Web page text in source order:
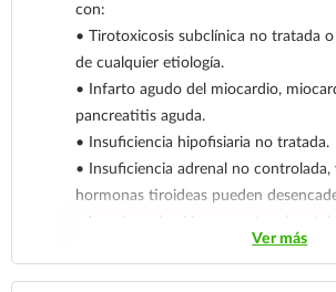
con:
• Tirotoxicosis subclínica no tratada
de cualquier etiología.
• Infarto agudo del miocardio,
pancreatitis aguda.
• Insuficiencia hipofisiaria no tratada.
• Insuficiencia adrenal no controlada,
hormonas tiroideas pueden
adrenal aguda al incrementar el
Ver más